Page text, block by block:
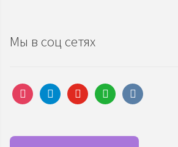
Мы в соц сетях
instagramtelegramyoutubewhatsappvkontakte